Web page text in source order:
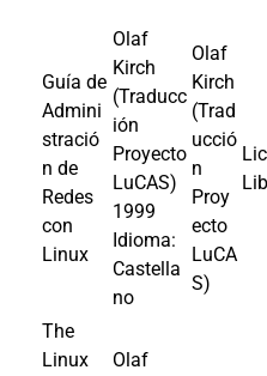
Guía de
Admini
stració
n de
Redes
con
Linux
Olaf
Kirch
(Traducc
ión
Proyecto
LuCAS)
1999
Idioma:
Castella
no
Olaf
Kirch
(Trad
ucció
n
Proy
ecto
LuCA
S)
The
Linux
Olaf